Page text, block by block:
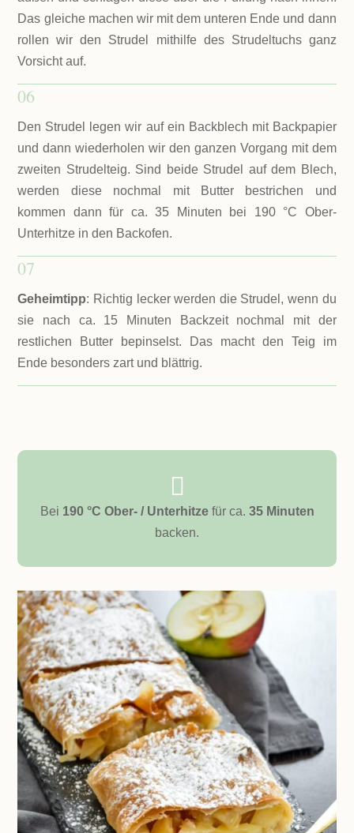
Das gleiche machen wir mit dem unteren Ende und dann
rollen wir den Strudel mithilfe des Strudeltuchs ganz
Vorsicht auf.
06
Den Strudel legen wir auf ein Backblech mit Backpapier
und dann wiederholen wir den ganzen Vorgang mit dem
zweiten Strudelteig. Sind beide Strudel auf dem Blech,
werden diese nochmal mit Butter bestrichen und
kommen dann für ca. 35 Minuten bei 190 °C Ober-
Unterhitze in den Backofen.
07
Geheimtipp: Richtig lecker werden die Strudel, wenn du
sie nach ca. 15 Minuten Backzeit nochmal mit der
restlichen Butter bepinselst. Das macht den Teig im
Ende besonders zart und blättrig.

Bei 190 °C Ober- / Unterhitzefür ca. 35 Minuten
backen.